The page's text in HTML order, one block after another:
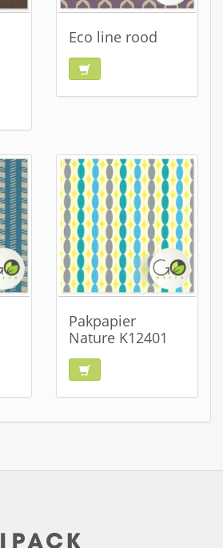
Eco line rood
Pakpapier
Nature K12401